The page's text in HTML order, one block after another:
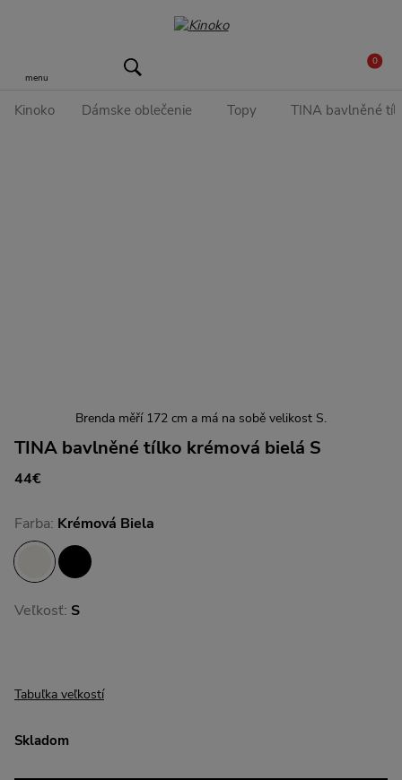
menu
0
Kinoko Dámske oblečenie Topy TINA bavlněné
Brenda měří 172 cm a má na sobě velikost S.
TINA bavlněné tílko krémová bielá S
44€
Farba: Krémová Biela
Veľkosť: S
Tabuľka veľkostí
Skladom